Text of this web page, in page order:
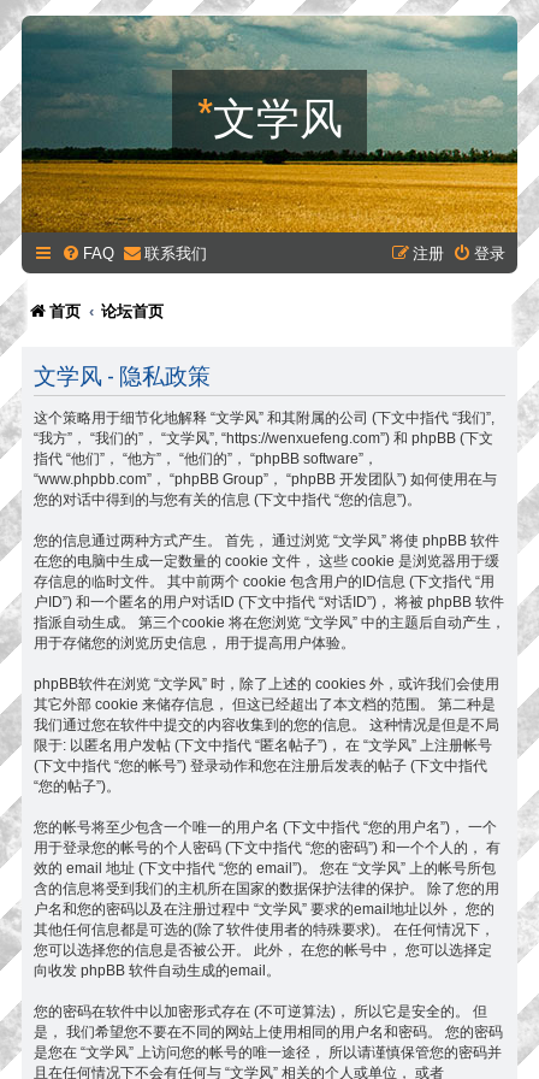
*文学风
FAQ 联系我们 登录
注册
首页 论坛首页
文学风 - 隐私政策
这个策略用于细节化地解释 “文学风” 和其附属的公司 (下文中指代 “我们”,
“我方”， “我们的”， “文学风”, “https://wenxuefeng.com”) 和 phpBB (下文
指代 “他们”， “他方”， “他们的”， “phpBB software”，
“www.phpbb.com”， “phpBB Group”， “phpBB 开发团队”) 如何使用在与
您的对话中得到的与您有关的信息 (下文中指代 “您的信息”)。
您的信息通过两种方式产生。 首先， 通过浏览 “文学风” 将使 phpBB 软件
在您的电脑中生成一定数量的 cookie 文件， 这些 cookie 是浏览器用于缓
存信息的临时文件。 其中前两个 cookie 包含用户的ID信息 (下文指代 “用
户ID”) 和一个匿名的用户对话ID (下文中指代 “对话ID”)， 将被 phpBB 软件
指派自动生成。 第三个cookie 将在您浏览 “文学风” 中的主题后自动产生，
用于存储您的浏览历史信息， 用于提高用户体验。
phpBB软件在浏览 “文学风” 时，除了上述的 cookies 外，或许我们会使用
其它外部 cookie 来储存信息， 但这已经超出了本文档的范围。 第二种是
我们通过您在软件中提交的内容收集到的您的信息。 这种情况是但是不局
限于: 以匿名用户发帖 (下文中指代 “匿名帖子”)， 在 “文学风” 上注册帐号
(下文中指代 “您的帐号”) 登录动作和您在注册后发表的帖子 (下文中指代
“您的帖子”)。
您的帐号将至少包含一个唯一的用户名 (下文中指代 “您的用户名”)， 一个
用于登录您的帐号的个人密码 (下文中指代 “您的密码”) 和一个个人的， 有
效的 email 地址 (下文中指代 “您的 email”)。 您在 “文学风” 上的帐号所包
含的信息将受到我们的主机所在国家的数据保护法律的保护。 除了您的用
户名和您的密码以及在注册过程中 “文学风” 要求的email地址以外， 您的
其他任何信息都是可选的(除了软件使用者的特殊要求)。 在任何情况下，
您可以选择您的信息是否被公开。 此外， 在您的帐号中， 您可以选择定
向收发 phpBB 软件自动生成的email。
您的密码在软件中以加密形式存在 (不可逆算法)， 所以它是安全的。 但
是， 我们希望您不要在不同的网站上使用相同的用户名和密码。 您的密码
是您在 “文学风” 上访问您的帐号的唯一途径， 所以请谨慎保管您的密码并
且在任何情况下不会有任何与 “文学风” 相关的个人或单位， 或者